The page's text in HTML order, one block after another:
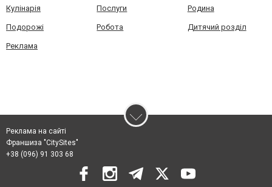
Кулінарія Послуги Родина
Подорожі Робота Дитячий розділ
Реклама
Реклама на сайті
Франшиза "CitySites"
+38 (096) 91 303 68